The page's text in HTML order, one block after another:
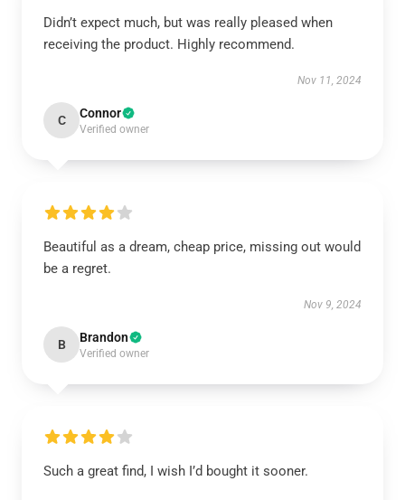
Didn’t expect much, but was really pleased when
receiving the product. Highly recommend.
Nov 11, 2024
C Connor
Verified owner
Beautiful as a dream, cheap price, missing out would
be a regret.
Nov 9, 2024
B Brandon
Verified owner
Such a great find, I wish I’d bought it sooner.